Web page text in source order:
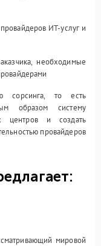
ИТ-услуг и
необходимые
сорсинга, то есть
образом систему
центров и создать
провайдеров
мировой